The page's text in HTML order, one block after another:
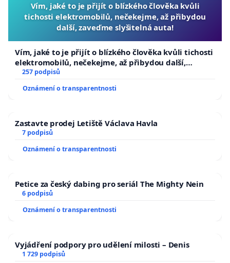
Vím, jaké to je přijít o blízkého člověka kvůli
tichosti elektromobilů, nečekejme, až přibydou
další, zaveďme slyšitelná auta!
Vím, jaké to je přijít o blízkého člověka kvůli tichosti
elektromobilů, nečekejme, až přibydou další,
zaveďme slyšitelná auta!
257 podpisů
Oznámení o transparentnosti
Zastavte prodej Letiště Václava Havla
7 podpisů
Oznámení o transparentnosti
Petice za český dabing pro seriál The Mighty Nein
6 podpisů
Oznámení o transparentnosti
Vyjádření podpory pro udělení milosti – Denis
1 729 podpisů